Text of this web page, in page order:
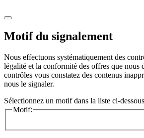
Motif du signalement
Nous effectuons systématiquement des
légalité et la conformité des offres que nous
contrôles vous constatez des contenus
nous le signaler.
Sélectionnez un motif dans la liste ci-
Motif: